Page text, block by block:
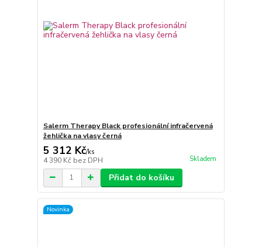
Salerm Therapy Black profesionální infračervená
žehlička na vlasy černá
5 312 Kč/ks
4 390 Kč bez DPH Skladem
Přidat do košíku
Novinka